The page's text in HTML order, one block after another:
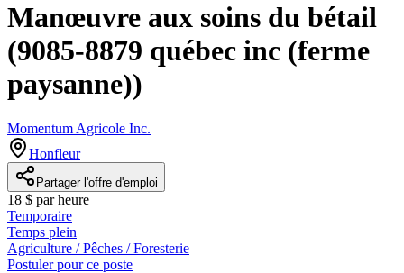
Manœuvre aux soins du bétail
(9085-8879 québec inc (ferme
paysanne))
Momentum Agricole Inc.
Honfleur
Partager l'offre d'emploi
18 $ par heure
Temporaire
Temps plein
Agriculture / Pêches / Foresterie
Postuler pour ce poste